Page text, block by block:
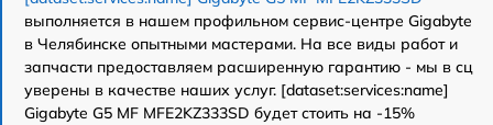
выполняется в нашем профильном сервис-центре Gigabyte
в Челябинске опытными мастерами. На все виды работ и
запчасти предоставляем расширенную гарантию - мы в сц
уверены в качестве наших услуг. [dataset:services:name]
Gigabyte G5 MF MFE2KZ333SD будет стоить на -15%